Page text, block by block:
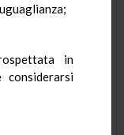
in
considerarsi